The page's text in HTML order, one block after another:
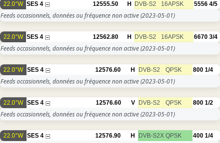
22.0°W SES 4 12555.50 H DVB-S2 16APSK 5556 4/5
Feeds occasionnels, données ou fréquence non active(2023-05-01)
22.0°W SES 4 12562.80 H DVB-S2 16APSK 6670 3/4
Feeds occasionnels, données ou fréquence non active(2023-05-01)
22.0°W SES 4 12576.60 H DVB-S2 QPSK 800 1/4
Feeds occasionnels, données ou fréquence non active(2023-05-01)
22.0°W SES 4 12576.60 V DVB-S2 QPSK 800 1/2
Feeds occasionnels, données ou fréquence non active(2023-05-01)
22.0°W SES 4 12576.90 H DVB-S2X QPSK 400 1/4